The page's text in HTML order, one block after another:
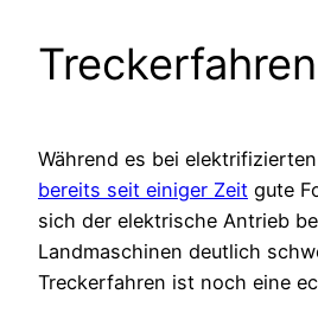
Treckerfahren
Während es bei
bereits seit einiger Zeit gute
sich der elektrische Antrieb
Landmaschinen deutlich
Treckerfahren ist noch eine